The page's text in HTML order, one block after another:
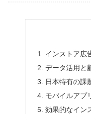
インストア広
データ活用と
日本特有の課
モバイルアプ
効果的なイン